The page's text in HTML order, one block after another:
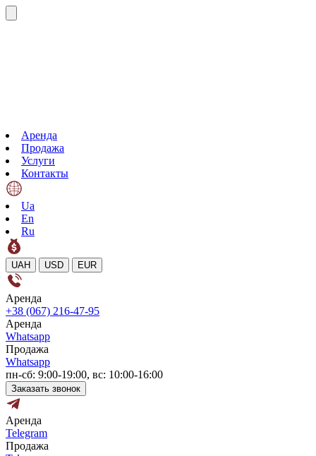
Аренда
Продажа
Услуги
Контакты
Ua
En
Ru
UAH USD EUR
Аренда
+38 (067) 216-47-95
Аренда
Whatsapp
Продажа
Whatsapp
пн-сб: 9:00-19:00, вс: 10:00-16:00
Заказать звонок
Аренда
Telegram
Продажа